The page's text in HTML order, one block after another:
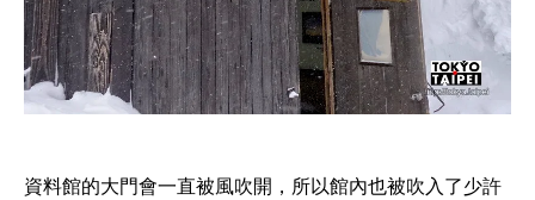
資料館的大門會一直被風吹開，所以館內也被吹入了少許